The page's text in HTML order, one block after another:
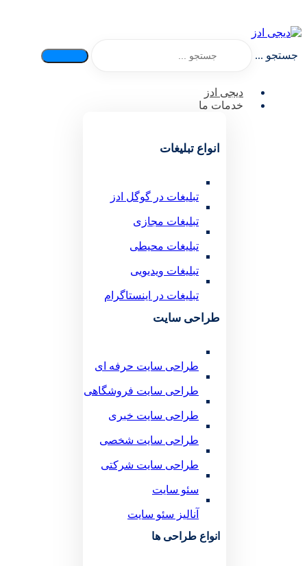
جستجو ...
دیجی ادز
خدمات ما
انواع تبلیغات
تبلیغات در گوگل ادز
تبلیغات مجازی
تبلیغات محیطی
تبلیغات ویدیویی
تبلیغات در اینستاگرام
طراحی سایت
طراحی سایت حرفه ای
طراحی سایت فروشگاهی
طراحی سایت خبری
طراحی سایت شخصی
طراحی سایت شرکتی
سئو سایت
آنالیز سئو سایت
انواع طراحی ها